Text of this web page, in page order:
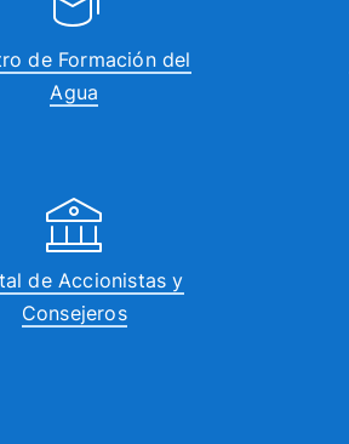
de Formación del
Agua
de Accionistas y
Consejeros